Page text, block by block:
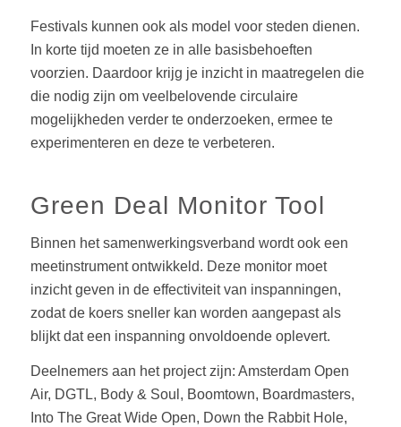
Festivals kunnen ook als model voor steden dienen.
In korte tijd moeten ze in alle basisbehoeften
voorzien. Daardoor krijg je inzicht in maatregelen die
die nodig zijn om veelbelovende circulaire
mogelijkheden verder te onderzoeken, ermee te
experimenteren en deze te verbeteren.
Green Deal Monitor Tool
Binnen het samenwerkingsverband wordt ook een
meetinstrument ontwikkeld. Deze monitor moet
inzicht geven in de effectiviteit van inspanningen,
zodat de koers sneller kan worden aangepast als
blijkt dat een inspanning onvoldoende oplevert.
Deelnemers aan het project zijn: Amsterdam Open
Air, DGTL, Body & Soul, Boomtown, Boardmasters,
Into The Great Wide Open, Down the Rabbit Hole,